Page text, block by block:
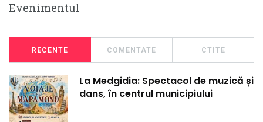
Evenimentul
RECENTE COMENTATE CTITE
La Medgidia: Spectacol de muzică și
dans, în centrul municipiului